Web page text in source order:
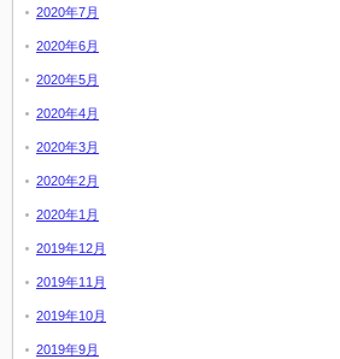
2020年7月
2020年6月
2020年5月
2020年4月
2020年3月
2020年2月
2020年1月
2019年12月
2019年11月
2019年10月
2019年9月